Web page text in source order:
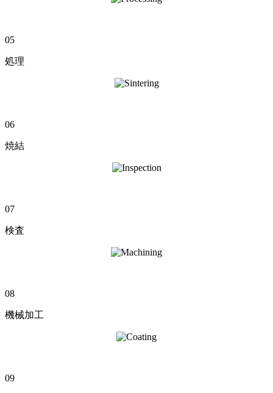
05
処理
06
焼結
07
検査
08
機械加工
09